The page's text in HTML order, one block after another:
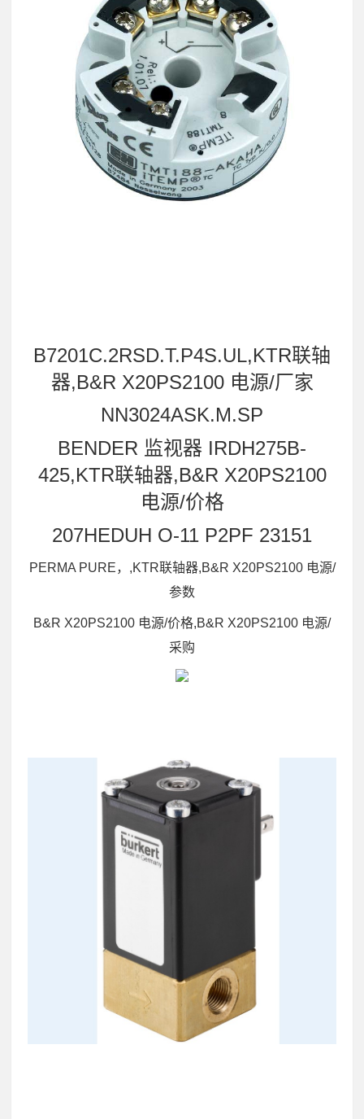
B7201C.2RSD.T.P4S.UL,KTR联轴
器,B&R X20PS2100 电源/厂家
NN3024ASK.M.SP
BENDER 监视器 IRDH275B-
425,KTR联轴器,B&R X20PS2100
电源/价格
207HEDUH O-11 P2PF 23151
PERMA PURE，,KTR联轴器,B&R X20PS2100 电源/
参数
B&R X20PS2100 电源/价格,B&R X20PS2100 电源/
采购